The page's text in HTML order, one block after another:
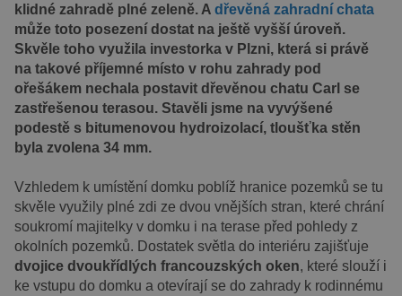
klidné zahradě plné zeleně. A dřevěná zahradní chata
může toto posezení dostat na ještě vyšší úroveň.
Skvěle toho využila investorka v Plzni, která si právě
na takové příjemné místo v rohu zahrady pod
ořešákem nechala postavit dřevěnou chatu Carl se
zastřešenou terasou. Stavěli jsme na vyvýšené
podestě s bitumenovou hydroizolací, tloušťka stěn
byla zvolena 34 mm.
Vzhledem k umístění domku poblíž hranice pozemků se tu
skvěle využily plné zdi ze dvou vnějších stran, které chrání
soukromí majitelky v domku i na terase před pohledy z
okolních pozemků. Dostatek světla do interiéru zajišťuje
dvojice dvoukřídlých francouzských oken, které slouží i
ke vstupu do domku a otevírají se do zahrady k rodinnému